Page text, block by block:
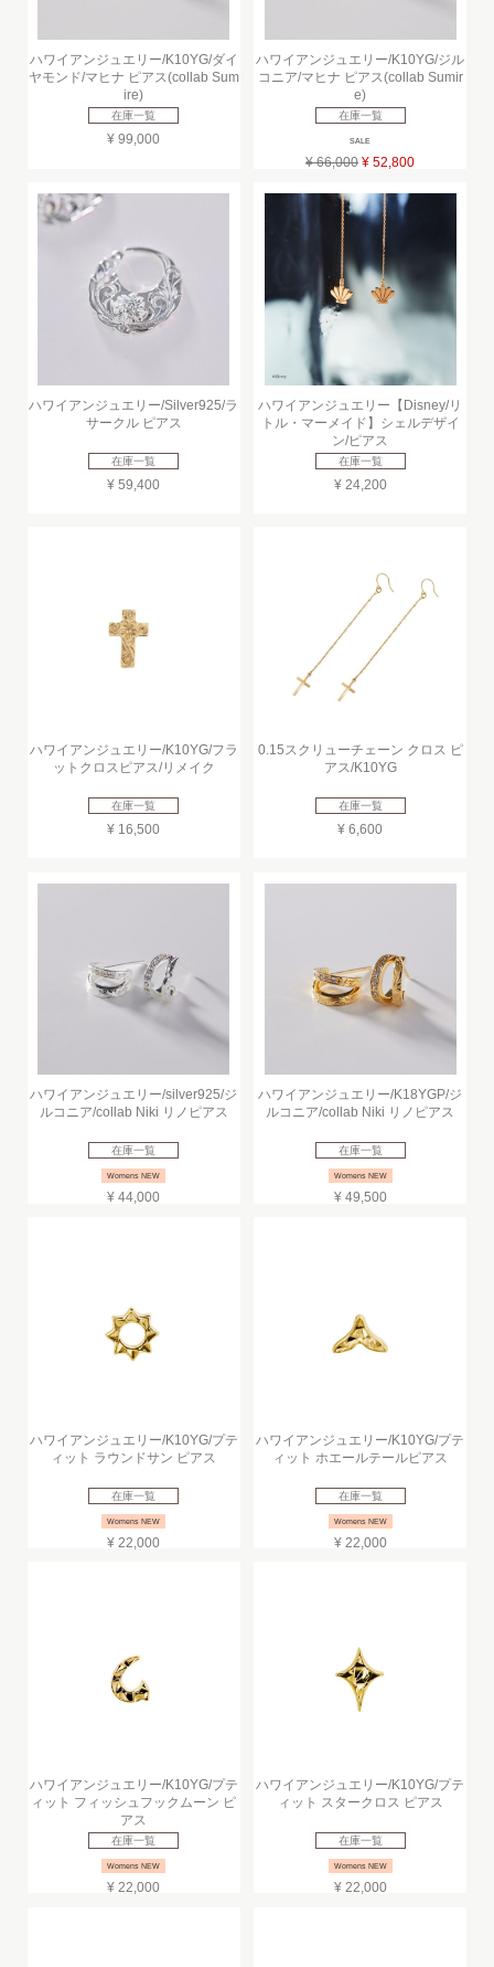
ハワイアンジュエリー/K10YG/ダイ
ヤモンド/マヒナ ピアス(collab Sum
ire)
在庫一覧
¥ 99,000
ハワイアンジュエリー/K10YG/ジル
コニア/マヒナ ピアス(collab Sumir
e)
在庫一覧
SALE
¥ 66,000 ¥ 52,800
ハワイアンジュエリー/Silver925/ラ
サークル ピアス
在庫一覧
¥ 59,400
ハワイアンジュエリー【Disney/リ
トル・マーメイド】シェルデザイ
ン/ピアス
在庫一覧
¥ 24,200
ハワイアンジュエリー/K10YG/フラ
ットクロスピアス/リメイク
在庫一覧
¥ 16,500
0.15スクリューチェーン クロス ピ
アス/K10YG
在庫一覧
¥ 6,600
ハワイアンジュエリー/silver925/ジ
ルコニア/collab Niki リノピアス
在庫一覧
Womens NEW
¥ 44,000
ハワイアンジュエリー/K18YGP/ジ
ルコニア/collab Niki リノピアス
在庫一覧
Womens NEW
¥ 49,500
ハワイアンジュエリー/K10YG/プテ
ィット ラウンドサン ピアス
在庫一覧
Womens NEW
¥ 22,000
ハワイアンジュエリー/K10YG/プテ
ィット ホエールテールピアス
在庫一覧
Womens NEW
¥ 22,000
ハワイアンジュエリー/K10YG/プテ
ィット フィッシュフックムーン ピ
アス
在庫一覧
Womens NEW
¥ 22,000
ハワイアンジュエリー/K10YG/プテ
ィット スタークロス ピアス
在庫一覧
Womens NEW
¥ 22,000